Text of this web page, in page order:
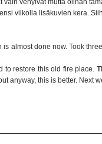
viikolla lisäkuvien kera.
is almost done now. Took
to restore this old fire place.
anyway, this is better. Next